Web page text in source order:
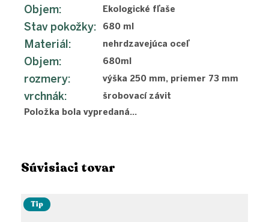
Súvisiaci tovar
Tip
Objem: Ekologické fľaše
Stav pokožky: 680 ml
Materiál: nehrdzavejúca oceľ
Objem: 680ml
rozmery: výška 250 mm, priemer 73 mm
vrchnák:
šrobovací závit
Položka bola vypredaná…